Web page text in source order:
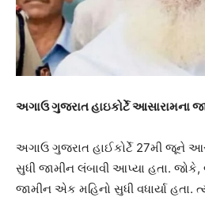
અગાઉ ગુજરાત હાઇકોર્ટે આસારામના
અગાઉ ગુજરાત હાઈકોર્ટે 27મી જૂને
સુધી જામીન લંબાવી આપ્યા હતા.
જામીન એક મહિનો સુધી વધાર્યા હતા.